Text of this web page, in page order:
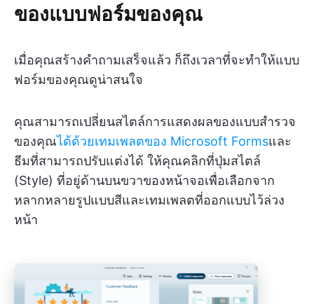
ของแบบฟอร์มของคุณ
เมื่อคุณสร้างคำถามเสร็จแล้ว ก็ถึงเวลาที่จะทำให้แบบ
ฟอร์มของคุณดูน่าสนใจ
คุณสามารถเปลี่ยนสไตล์การแสดงผลของแบบสำรวจ
ของคุณได้ด้วยเทมเพลตของ Microsoft Formsและ
ธีมที่สามารถปรับแต่งได้ ให้คุณคลิกที่ปุ่มสไตล์
(Style) ที่อยู่ด้านบนขวาของหน้าจอเพื่อเลือกจาก
หลากหลายรูปแบบสีและเทมเพลตที่ออกแบบไว้ล่วง
หน้า